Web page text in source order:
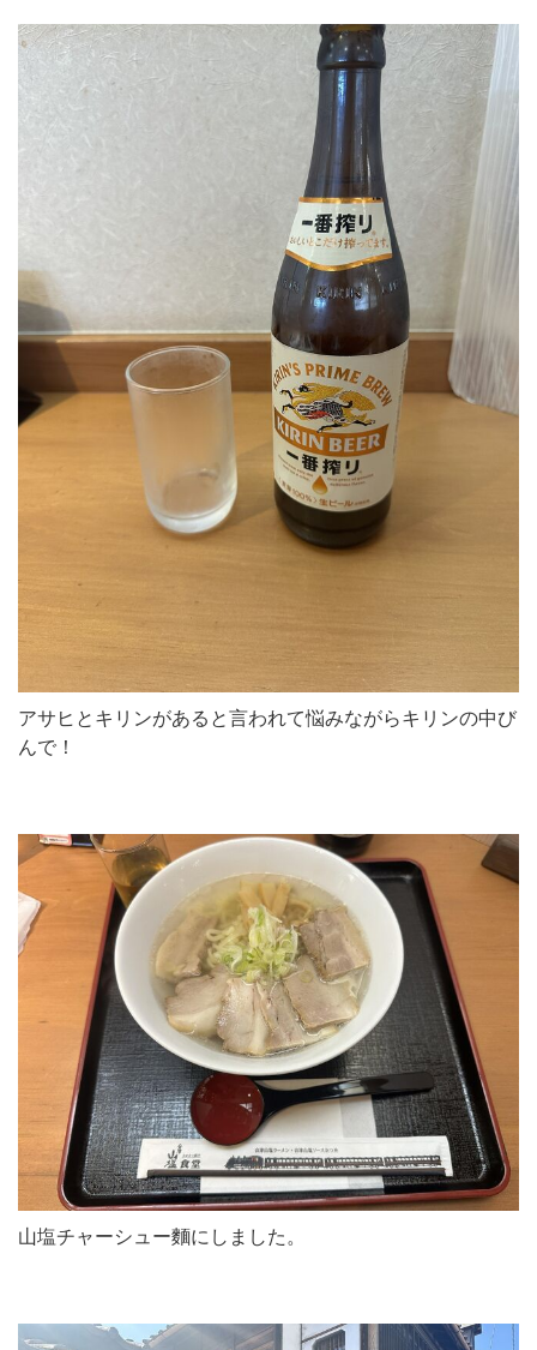
アサヒとキリンがあると言われて悩みながらキリンの中び
んで！
山塩チャーシュー麵にしました。